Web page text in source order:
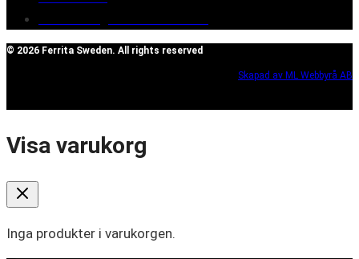
© 2026 Ferrita Sweden. All rights reserved
Skapad av ML Webbyrå AB
Visa varukorg
Inga produkter i varukorgen.